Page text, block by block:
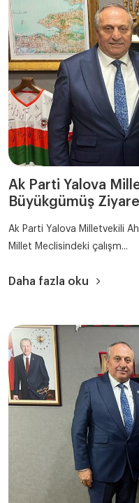
Ak Parti Yalova
Büyükgümüş
Ak Parti Yalova Milletvekili
Millet Meclisindeki çalışm...
Daha fazla oku